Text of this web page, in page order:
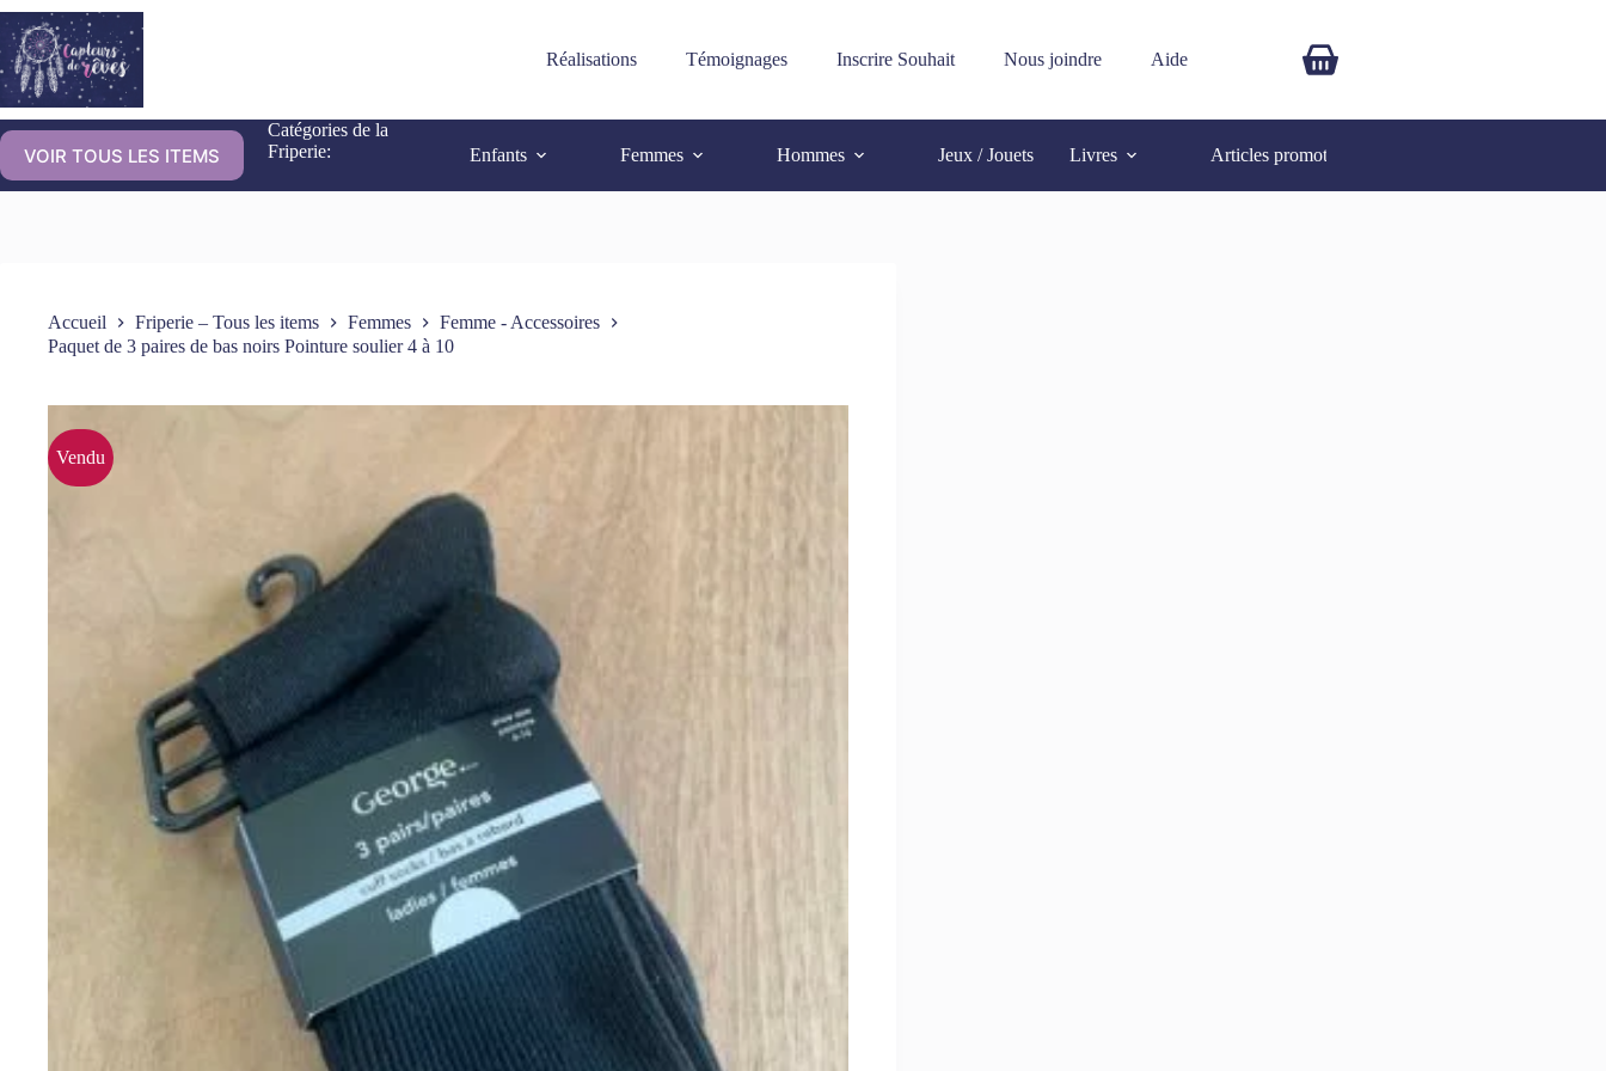
Réalisations Témoignages Inscrire Souhait Nous joindre Aide
VOIR TOUS LES ITEMS
Catégories de la
Friperie:
Enfants Femmes Hommes Jeux / Jouets Livres Articles promotionnels
Accueil Friperie – Tous les items Femmes
Femme - Accessoires
Paquet de 3 paires de bas noirs Pointure soulier 4 à 10
Vendu